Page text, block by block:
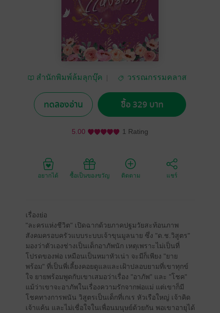
สำนักพิมพ์ล้มลุกบุ๊ค
วรรณกรรมคลาส
ทดลองอ่าน ซื้อ 329 บาท
5.00 1 Rating
อยากได้ ซื้อเป็นของขวัญ ติดตาม แชร์
เรื่องย่อ
"ละครแห่งชีวิต" เปิดฉากด้วยภาคปฐมวัยสะท้อนภาพ
สังคมครอบครัวแบบระบบเจ้าขุนมูลนาย ซึ่ง "ด.ช.วิสูตร"
มองว่าตัวเองช่างเป็นเด็กอาภัพนัก เหตุเพราะไม่เป็นที่
โปรดของพ่อ เหมือนเป็นหมาหัวเน่า จะมีก็เพียง "ยาย
พร้อม" ที่เป็นพี่เลี้ยงคอยดูแลและเฝ้าปลอบยามที่เขาทุกข์
ใจ ยายพร้อมพูดกับเขาเสมอว่าเรื่อง "อาภัพ" และ "โชค"
แม้ว่าเขาจะอาภัพในเรื่องความรักจากพ่อแม่ แต่เขาก็มี
โชคทางการพนัน วิสูตรเป็นเด็กที่เกเร หัวเรือใหญ่ เจ้าคิด
เจ้าแค้น และไม่เชื่อใจในเพื่อนมนุษย์ด้วยกัน พอเขาอายุได้